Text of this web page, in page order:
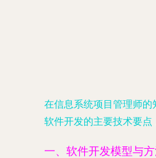
在信息系统项目管理师
软件开发的主要技术要点
一、软件开发模型与